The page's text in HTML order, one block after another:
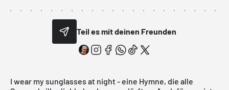
Teil es mit deinen Freunden
I wear my sunglasses at night - eine Hymne, die alle